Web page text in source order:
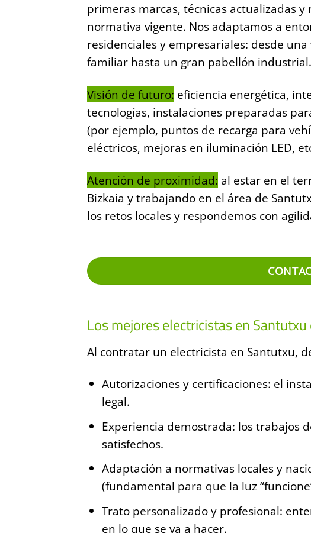
primeras marcas, técnicas actualizadas y
normativa vigente. Nos adaptamos a
residenciales y empresariales: desde una
familiar hasta un gran pabellón industrial.
Visión de futuro: eficiencia energética,
tecnologías, instalaciones preparadas
(por ejemplo, puntos de recarga para
eléctricos, mejoras en iluminación LED,
Atención de proximidad: al estar en el
Bizkaia y trabajando en el área de
los retos locales y respondemos con
Los mejores electricistas en
Al contratar un electricista en Santutxu,
Autorizaciones y certificaciones: el
legal.
Experiencia demostrada: los trabajos
satisfechos.
Adaptación a normativas locales y
(fundamental para que la luz
Trato personalizado y profesional:
en lo que se va a hacer.